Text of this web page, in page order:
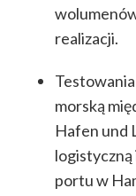
realizacji.
morską
Hafen und
portu w